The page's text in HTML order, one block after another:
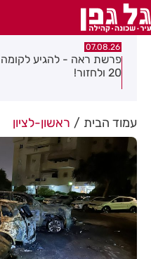
07.08.26
פרשת ראה - להגיע לקומה
20 ולחזור!
עמוד הבית ראשון-לציון